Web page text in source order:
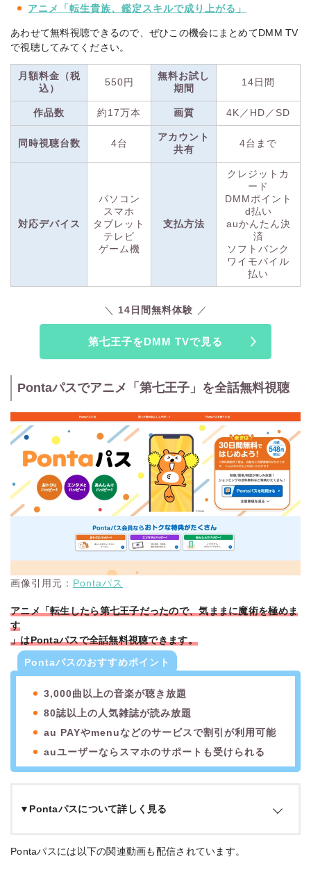
No.1です。最新のアニメが放送後すぐに配信で視聴できるの
アニメだけでなく、DMM TV独占ドラマや、オリジナルのバラ
エティ作品も製作されています。
また、「DMMプレミアム」はDMMグループの成人向け動画配
信サービス「FANZA TV」にも対応！追加料金なしで2,000本
以上の成人向けコンテンツも見放題で視聴できます。
月額料金は業界最安クラスの550円（税込）！
DMM TVは14日間無料体験キャンペーンを開催中。さ
らに今なら新規登録で550DMMポイントプレゼント！（※2）
DMMブックスやDMM GAMESなど、各種DMMサービスで利
アニメ「転生貴族、鑑定スキルで成り上がる」
あわせて無料視聴できるので、ぜひこの機会にまとめてDMM TV
で視聴してみてください。
月額料金（税
込）
550円
無料お試し
期間
14日間
作品数 約17万本 画質 4K／HD／SD
同時視聴台数 4台
アカウント
共有
4台まで
対応デバイス
パソコン
スマホ
タブレット
テレビ
ゲーム機
支払方法
クレジットカ
ード
DMMポイント
d払い
auかんたん決
済
ソフトバンク
ワイモバイル
払い
14日間無料体験
第七王子をDMM TVで見る
Pontaパスでアニメ「第七王子」を全話無料視聴
画像引用元： Pontaパス
アニメ「転生したら第七王子だったので、気ままに魔術を極めま
す
」はPontaパスで全話無料視聴できます。
Pontaパスのおすすめポイント
3,000曲以上の音楽が聴き放題
80誌以上の人気雑誌が読み放題
au PAYやmenuなどのサービスで割引が利用可能
auユーザーならスマホのサポートも受けられる
▼Pontaパスについて詳しく見る
Pontaパスとは、KDDIが運営するサブスクリプションサービス
Pontaパスには以下の関連動画も配信されています。